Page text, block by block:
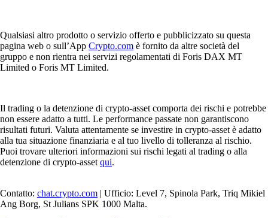
Qualsiasi altro prodotto o servizio offerto e pubblicizzato su questa
pagina web o sull’App Crypto.com è fornito da altre società del
gruppo e non rientra nei servizi regolamentati di Foris DAX MT
Limited o Foris MT Limited.
Il trading o la detenzione di crypto-asset comporta dei rischi e potrebbe
non essere adatto a tutti. Le performance passate non garantiscono
risultati futuri. Valuta attentamente se investire in crypto-asset è adatto
alla tua situazione finanziaria e al tuo livello di tolleranza al rischio.
Puoi trovare ulteriori informazioni sui rischi legati al trading o alla
detenzione di crypto-asset qui.
Contatto: chat.crypto.com | Ufficio: Level 7, Spinola Park, Triq Mikiel
Ang Borg, St Julians SPK 1000 Malta.